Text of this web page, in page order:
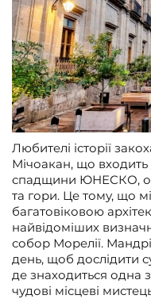
Любителі історії
Мічоакан, що входить
спадщини ЮНЕСКО,
та гори. Це тому, що
багатовіковою
найвідоміших
собор Морелії.
день, щоб дослідити
де знаходиться одна
чудові місцеві